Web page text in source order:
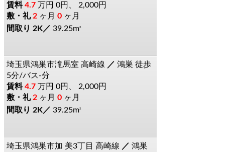
4.7 万円
0円、 2,000円
2 ヶ月 0 ヶ月
2K
39.25m2
埼玉県鴻巣市滝馬室 高崎線 鴻巣 徒歩
5分/バス-分
4.7 万円
0円、 2,000円
2 ヶ月 0 ヶ月
2K
39.25m2
埼玉県鴻巣市加 美3丁目 高崎線
鴻巣